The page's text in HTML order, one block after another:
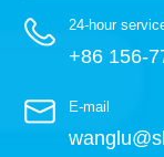
24-hour
+86 156-
E-mail